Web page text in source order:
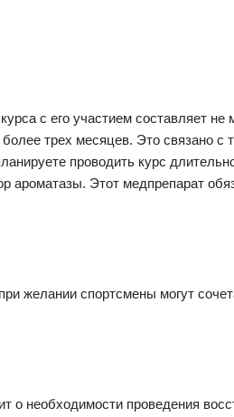
с его участием составляет
трех месяцев. Это связано с
проводить курс
ароматазы. Этот медпрепарат
желании спортсмены могут
о необходимости проведения